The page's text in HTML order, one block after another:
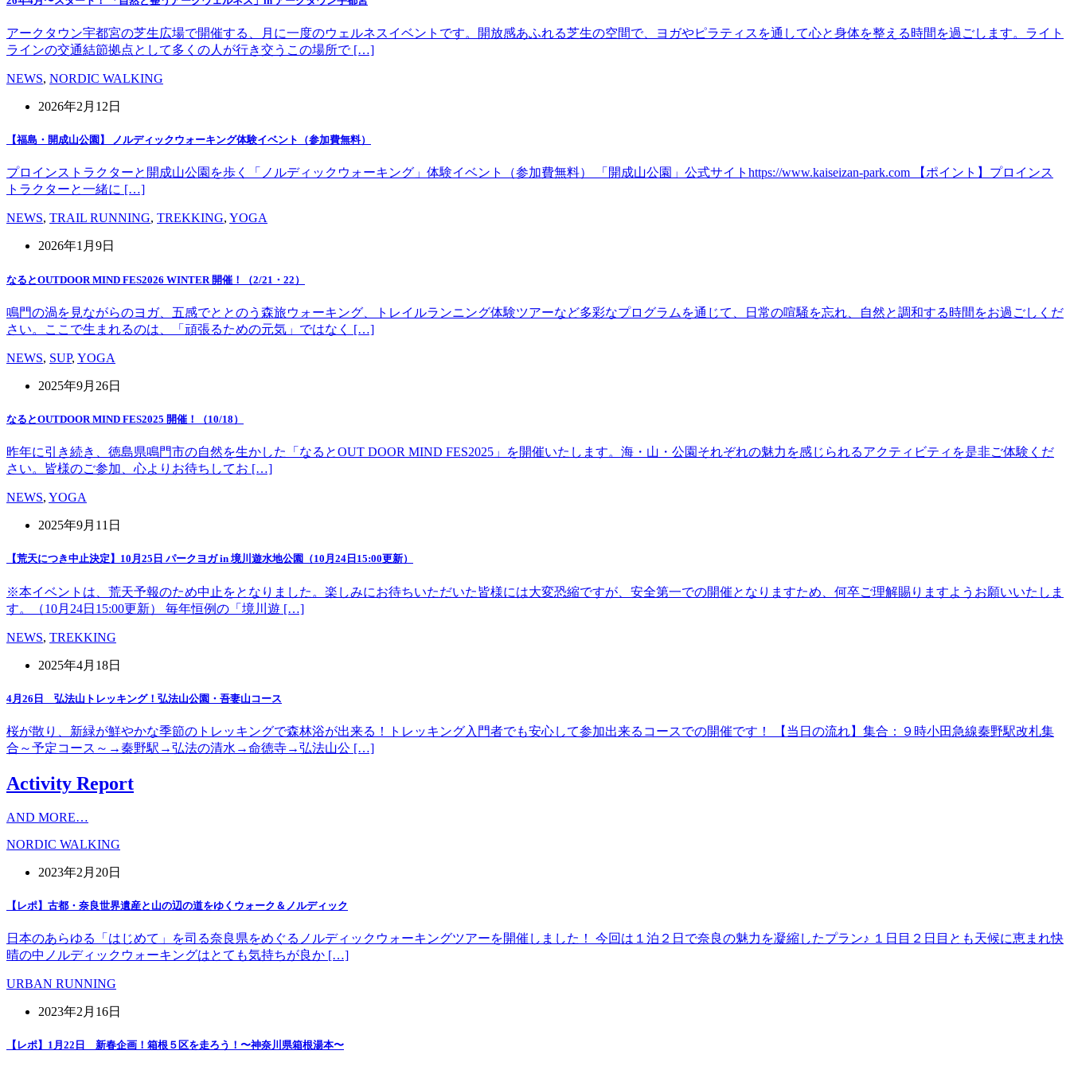
アークタウン宇都宮の芝生広場で開催する、月に一度のウェルネスイベントです。開放感あふれる芝生の空間で、ヨガやピラティスを通して心と身体を整える時間を過ごします。ライト
ラインの交通結節拠点として多くの人が行き交うこの場所で […]
NEWS, NORDIC WALKING
2026年2月12日
【福島・開成山公園】 ノルディックウォーキング体験イベント（参加費無料）
プロインストラクターと開成山公園を歩く「ノルディックウォーキング」体験イベント（参加費無料） 「開成山公園」公式サイトhttps://www.kaiseizan-park.com 【ポイント】プロインス
トラクターと一緒に […]
NEWS, TRAIL RUNNING, TREKKING, YOGA
2026年1月9日
なるとOUTDOOR MIND FES2026 WINTER 開催！（2/21・22）
鳴門の渦を見ながらのヨガ、五感でととのう森旅ウォーキング、トレイルランニング体験ツアーなど多彩なプログラムを通じて、日常の喧騒を忘れ、自然と調和する時間をお過ごしくだ
さい。ここで生まれるのは、「頑張るための元気」ではなく […]
NEWS, SUP, YOGA
2025年9月26日
なるとOUTDOOR MIND FES2025 開催！（10/18）
昨年に引き続き、徳島県鳴門市の自然を生かした「なるとOUT DOOR MIND FES2025」を開催いたします。海・山・公園それぞれの魅力を感じられるアクティビティを是非ご体験くだ
さい。皆様のご参加、心よりお待ちしてお […]
NEWS, YOGA
2025年9月11日
【荒天につき中止決定】10月25日 パークヨガ in 境川遊水地公園（10月24日15:00更新）
※本イベントは、荒天予報のため中止をとなりました。楽しみにお待ちいただいた皆様には大変恐縮ですが、安全第一での開催となりますため、何卒ご理解賜りますようお願いいたしま
す。（10月24日15:00更新） 毎年恒例の「境川遊 […]
NEWS, TREKKING
2025年4月18日
4月26日 弘法山トレッキング！弘法山公園・吾妻山コース
桜が散り、新緑が鮮やかな季節のトレッキングで森林浴が出来る！トレッキング入門者でも安心して参加出来るコースでの開催です！ 【当日の流れ】集合：９時小田急線秦野駅改札集
合～予定コース～→秦野駅→弘法の清水→命徳寺→弘法山公 […]
Activity Report
AND MORE…
NORDIC WALKING
2023年2月20日
【レポ】古都・奈良世界遺産と山の辺の道をゆくウォーク＆ノルディック
日本のあらゆる「はじめて」を司る奈良県をめぐるノルディックウォーキングツアーを開催しました！ 今回は１泊２日で奈良の魅力を凝縮したプラン♪ １日目２日目とも天候に恵まれ快
晴の中ノルディックウォーキングはとても気持ちが良か […]
URBAN RUNNING
2023年2月16日
【レポ】1月22日 新春企画！箱根５区を走ろう！〜神奈川県箱根湯本〜